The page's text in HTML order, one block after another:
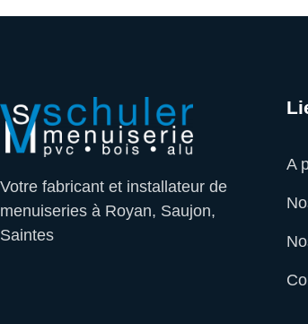
Votre fabricant et installateur de
menuiseries à Royan, Saujon,
Saintes
A